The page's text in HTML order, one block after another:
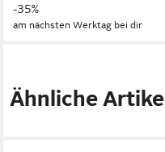
-35%
am nächsten Werktag bei dir
Ähnliche Artikel